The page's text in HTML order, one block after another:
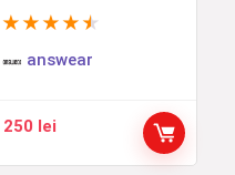
★ ★ ★ ★ ★
answear
250 lei